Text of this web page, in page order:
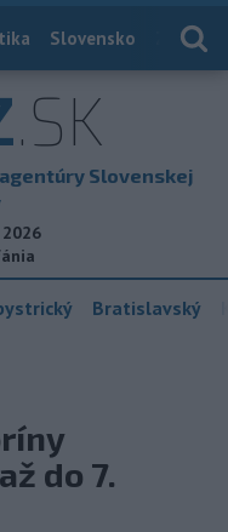
Slovensko
.SK
Slovenskej
Bratislavský
do 7.